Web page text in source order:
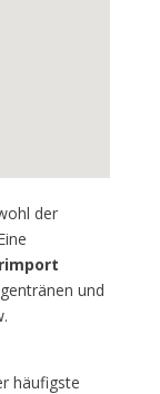
der
und
häufigste